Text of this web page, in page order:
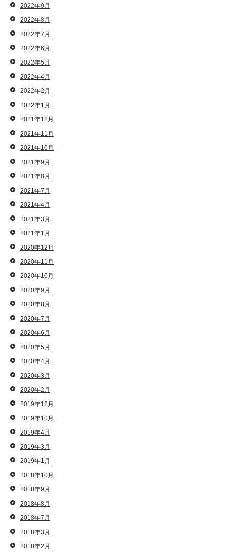
2022年9月
2022年8月
2022年7月
2022年6月
2022年5月
2022年4月
2022年2月
2022年1月
2021年12月
2021年11月
2021年10月
2021年9月
2021年8月
2021年7月
2021年4月
2021年3月
2021年1月
2020年12月
2020年11月
2020年10月
2020年9月
2020年8月
2020年7月
2020年6月
2020年5月
2020年4月
2020年3月
2020年2月
2019年12月
2019年10月
2019年4月
2019年3月
2019年1月
2018年10月
2018年9月
2018年8月
2018年7月
2018年3月
2018年2月